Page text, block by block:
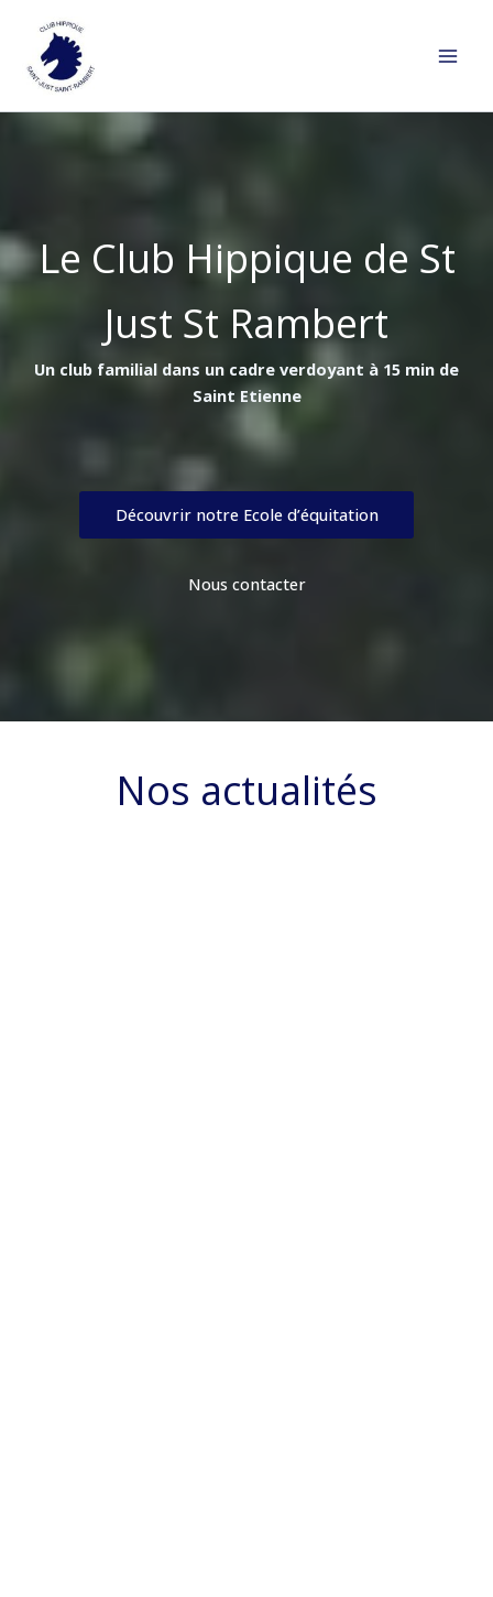
contenu
Le Club Hippique de St
Just St Rambert
Un club familial dans un cadre verdoyant à 15 min de
Saint Etienne
Découvrir notre Ecole d’équitation
Nous contacter
Nos actualités